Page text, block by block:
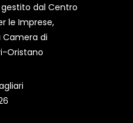
dal Centro
le Imprese,
Camera di
Oristano